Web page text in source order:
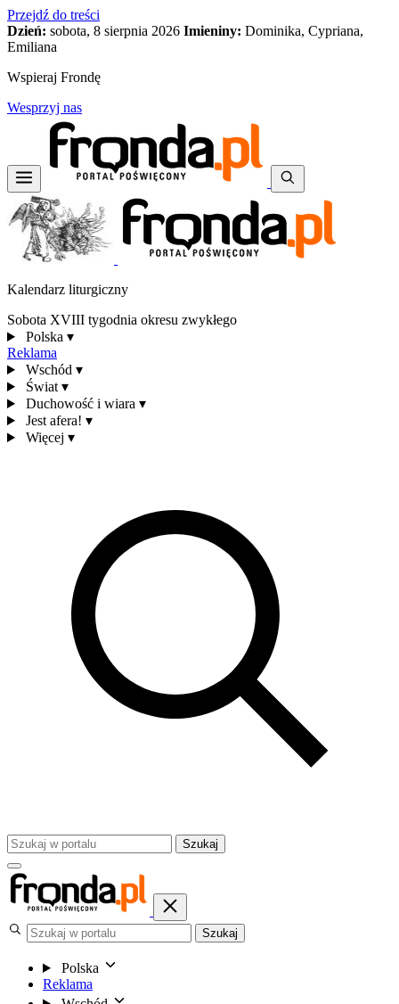
Przejdź do treści
Dzień: sobota, 8 sierpnia 2026 Imieniny: Dominika, Cypriana,
Emiliana
Wspieraj Frondę
Wesprzyj nas
Kalendarz liturgiczny
Sobota XVIII tygodnia okresu zwykłego
Polska ▾
Reklama
Wschód ▾
Świat ▾
Duchowość i wiara ▾
Jest afera! ▾
Więcej ▾
Szukaj
Szukaj
Polska
Reklama